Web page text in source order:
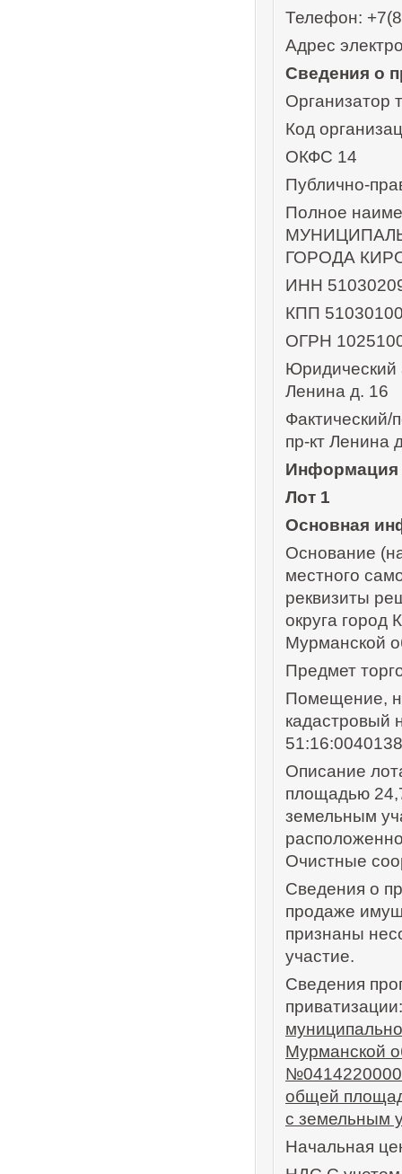
Телефон:
Адрес
Сведения о
Организатор
Код
ОКФС 14
Публично-
Полное
ГОРОДА
ИНН
КПП
ОГРН
Юридический
Ленина д. 16
Фактический/
пр-кт Ленина
Информация
Лот 1
Основная
Основание
местного
реквизиты
округа город
Мурманской
Предмет
Помещение,
кадастровый
Описание
площадью
земельным
Очистные
Сведения о
продаже
признаны
участие.
Сведения
Мурманской
общей
с земельным
Начальная